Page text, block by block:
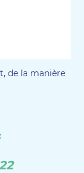
de la manière